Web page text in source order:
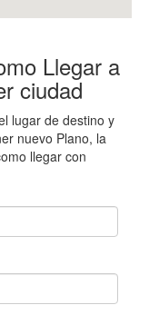
Llegar a
ciudad
lugar de destino y
nuevo Plano, la
llegar con